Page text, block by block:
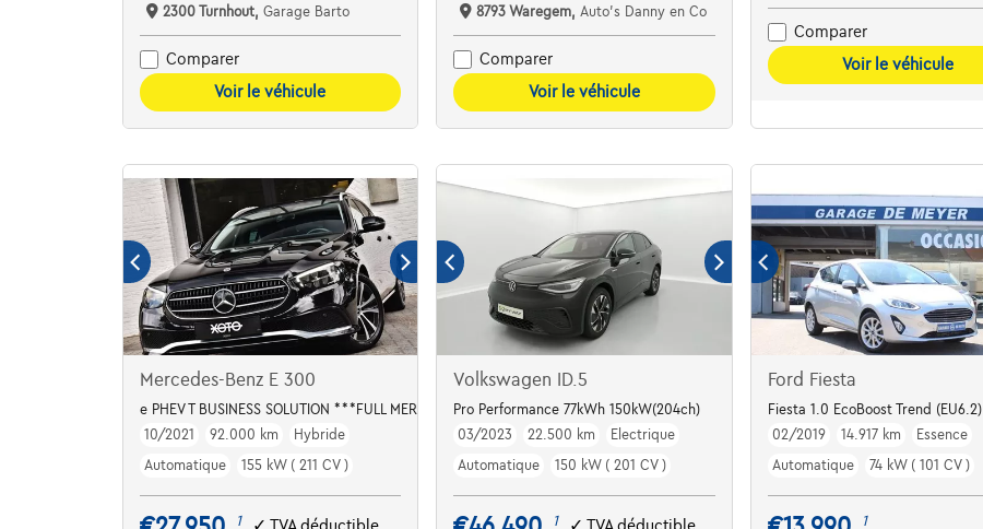
2300 Turnhout, Garage Barto
Comparer
Voir le véhicule
8793 Waregem, Auto's Danny en Co
Comparer
Voir le véhicule
Comparer
Voir le véhicule
Mercedes-Benz E 300
e PHEV T BUSINESS SOLUTION ***FULL MERCEDES HISTORY / VAT REFUNDABLE***
10/2021
92.000 km
Hybride
Automatique
155 kW ( 211 CV )
1
Volkswagen ID.5
Pro Performance 77kWh 150kW(204ch)
03/2023
22.500 km
Electrique
Automatique
150 kW ( 201 CV )
1
Ford Fiesta
Fiesta 1.0 EcoBoost Trend (EU6.2)
02/2019
14.917 km
Essence
Automatique
74 kW ( 101 CV )
1